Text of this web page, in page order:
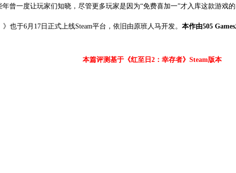
曾一度让玩家们知晓，尽管更多玩家是因为“免费喜加一”才入库这款游戏
也于6月17日正式上线Steam平台，依旧由原班人马开发。 本作由505
本篇评测基于《红至日2：幸存者》 Steam版本